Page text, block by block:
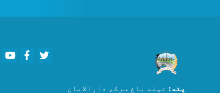
YoutubeFacebook
پته: نیله باغ سرک، دارالامان